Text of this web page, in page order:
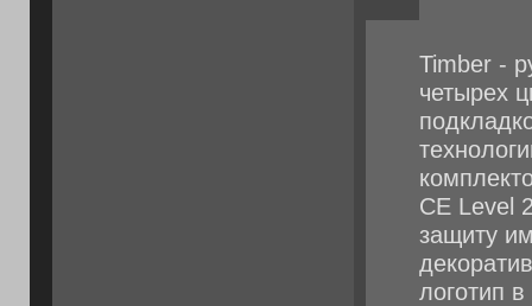
Timber -
четырех
CE Level
защиту
логотип